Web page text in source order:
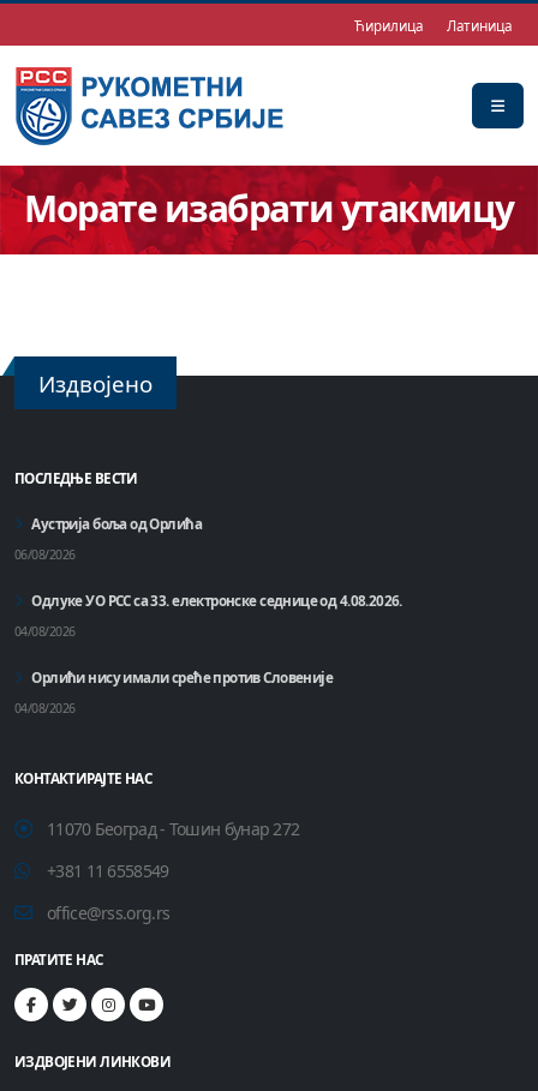
Ћирилица Латиница
Морате изабрати утакмицу
Издвојено
ПОСЛЕДЊЕ ВЕСТИ
Аустрија боља од Орлића
06/08/2026
Одлуке УО РСС са 33. електронске седнице од 4.08.2026.
04/08/2026
Орлићи нису имали среће против Словеније
04/08/2026
КОНТАКТИРАЈТЕ НАС
11070 Београд - Тошин бунар 272
+381 11 6558549
office@rss.org.rs
ПРАТИТЕ НАС
ИЗДВОЈЕНИ ЛИНКОВИ